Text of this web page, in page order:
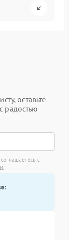
оставьте
радостью
с